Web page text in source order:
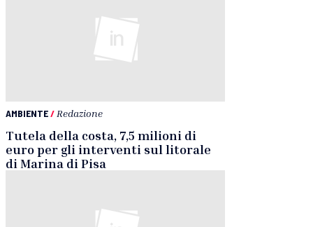
AMBIENTE/ Redazione
Tutela della costa, 7,5 milioni di
euro per gli interventi sul litorale
di Marina di Pisa